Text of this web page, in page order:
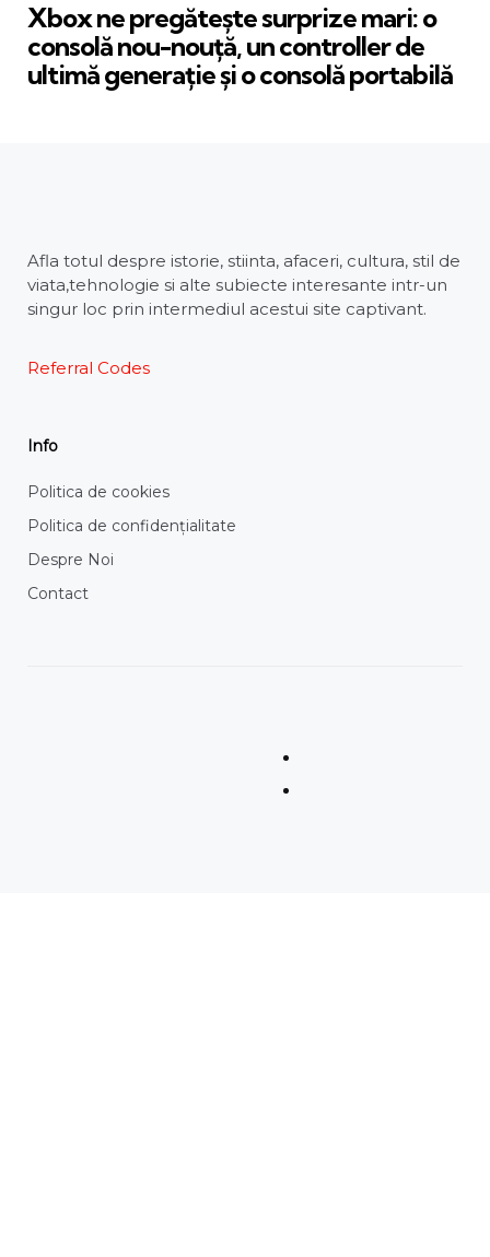
Xbox ne pregătește surprize mari: o
consolă nou-nouță, un controller de
ultimă generație și o consolă portabilă
Afla totul despre istorie, stiinta, afaceri, cultura, stil de
viata,tehnologie si alte subiecte interesante intr-un
singur loc prin intermediul acestui site captivant.
Referral Codes
Info
Politica de cookies
Politica de confidențialitate
Despre Noi
Contact